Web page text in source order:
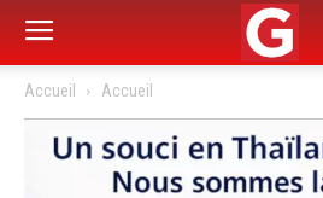
Accueil Accueil